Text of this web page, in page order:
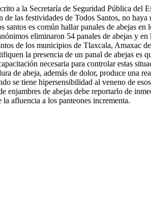
a la Secretaría de Seguridad Pública del
las festividades de Todos Santos, no haya
santos es común hallar panales de abejas
eliminaron 54 panales de abejas y
de los municipios de Tlaxcala, Amaxac
la presencia de un panal de abejas
necesaria para controlar estas
de abeja, además de dolor, produce una
se tiene hipersensibilidad al veneno de
enjambres de abejas debe reportarlo de
afluencia a los panteones incrementa.